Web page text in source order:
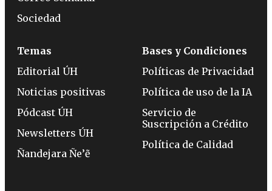
Sociedad
Temas
Editorial ÚH
Noticias positivas
Pódcast ÚH
Newsletters ÚH
Ñandejara Ñe’ẽ
Bases y Condiciones
Políticas de Privacidad
Política de uso de la IA
Servicio de
Suscripción a Crédito
Política de Calidad